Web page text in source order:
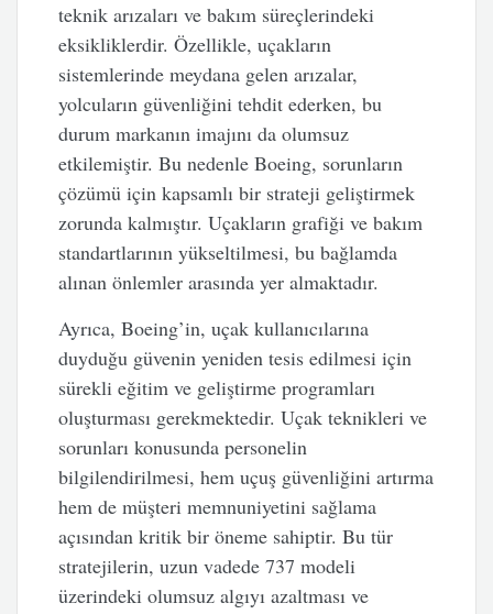
teknik arızaları ve bakım süreçlerindeki
eksikliklerdir. Özellikle, uçakların
sistemlerinde meydana gelen arızalar,
yolcuların güvenliğini tehdit ederken, bu
durum markanın imajını da olumsuz
etkilemiştir. Bu nedenle Boeing, sorunların
çözümü için kapsamlı bir strateji geliştirmek
zorunda kalmıştır. Uçakların grafiği ve bakım
standartlarının yükseltilmesi, bu bağlamda
alınan önlemler arasında yer almaktadır.
Ayrıca, Boeing’in, uçak kullanıcılarına
duyduğu güvenin yeniden tesis edilmesi için
sürekli eğitim ve geliştirme programları
oluşturması gerekmektedir. Uçak teknikleri ve
sorunları konusunda personelin
bilgilendirilmesi, hem uçuş güvenliğini artırma
hem de müşteri memnuniyetini sağlama
açısından kritik bir öneme sahiptir. Bu tür
stratejilerin, uzun vadede 737 modeli
üzerindeki olumsuz algıyı azaltması ve